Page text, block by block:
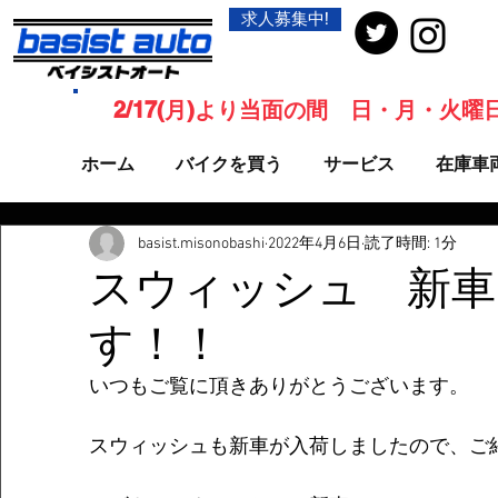
求人募集中!
ホーム バイクを買う サービス 在庫車
2/17(月)より当面の間 日・月・火曜
スウィッシュ 新
す！！
basist.misonobashi 2022年4月6日 読了時間: 1分
いつもご覧に頂きありがとうございます。
スウィッシュも新車が入荷しましたので、